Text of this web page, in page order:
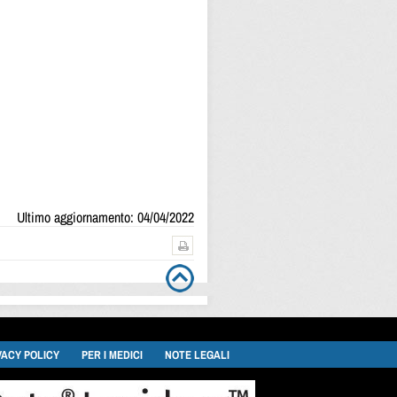
Ultimo aggiornamento: 04/04/2022
POLICY PER I MEDICI NOTE LEGALI